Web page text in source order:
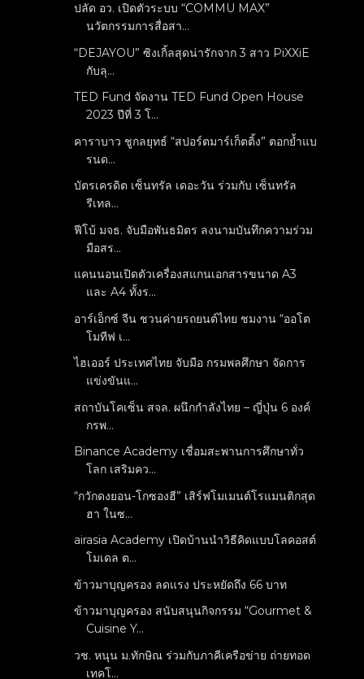
ปลัด อว. เปิดตัวระบบ “COMMU MAX”
นวัตกรรมการสื่อสา...
“DEJAYOU” ซิงเกิ้ลสุดน่ารักจาก 3 สาว PiXXiE
กับลุ...
TED Fund จัดงาน TED Fund Open House
2023 ปีที่ 3 โ...
คาราบาว ชูกลยุทธ์ “สปอร์ตมาร์เก็ตติ้ง” ตอกย้ำแบ
รนด...
บัตรเครดิต เซ็นทรัล เดอะวัน ร่วมกับ เซ็นทรัล
รีเทล...
ฟีโบ้ มจธ. จับมือพันธมิตร ลงนามบันทึกความร่วม
มือสร...
แคนนอนเปิดตัวเครื่องสแกนเอกสารขนาด A3
และ A4 ทั้งร...
อาร์เอ็กซ์ จีน ชวนค่ายรถยนต์ไทย ชมงาน “ออโต
โมทีฟ เ...
ไฮเออร์ ประเทศไทย จับมือ กรมพลศึกษา จัดการ
แข่งขันแ...
สถาบันโคเซ็น สจล. ผนึกกำลังไทย – ญี่ปุ่น 6 องค์
กรพ...
Binance Academy เชื่อมสะพานการศึกษาทั่ว
โลก เสริมคว...
“กวักดงยอน-โกซองฮี” เสิร์ฟโมเมนต์โรแมนติกสุด
ฮา ในซ...
airasia Academy เปิดบ้านนำวิธีคิดแบบโลคอสต์
โมเดล ต...
ข้าวมาบุญครอง ลดแรง ประหยัดถึง 66 บาท
ข้าวมาบุญครอง สนับสนุนกิจกรรม “Gourmet &
Cuisine Y...
วช. หนุน ม.ทักษิณ ร่วมกับภาคีเครือข่าย ถ่ายทอด
เทคโ...